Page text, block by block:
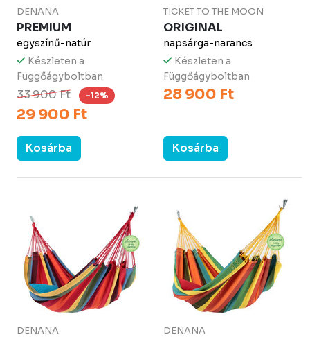
DENANA
PREMIUM
egyszínű-natúr
Készleten a
Függőágyboltban
33 900 Ft -12%
29 900 Ft
Kosárba
TICKET TO THE MOON
ORIGINAL
napsárga-narancs
Készleten a
Függőágyboltban
28 900 Ft
Kosárba
DENANA DENANA